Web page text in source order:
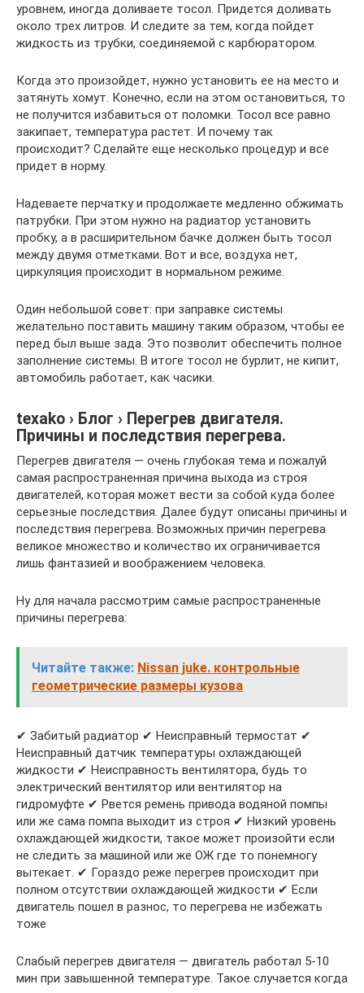
уровнем, иногда доливаете тосол. Придется доливать
около трех литров. И следите за тем, когда пойдет
жидкость из трубки, соединяемой с карбюратором.
Когда это произойдет, нужно установить ее на место и
затянуть хомут. Конечно, если на этом остановиться, то
не получится избавиться от поломки. Тосол все равно
закипает, температура растет. И почему так
происходит? Сделайте еще несколько процедур и все
придет в норму.
Надеваете перчатку и продолжаете медленно обжимать
патрубки. При этом нужно на радиатор установить
пробку, а в расширительном бачке должен быть тосол
между двумя отметками. Вот и все, воздуха нет,
циркуляция происходит в нормальном режиме.
Один небольшой совет: при заправке системы
желательно поставить машину таким образом, чтобы ее
перед был выше зада. Это позволит обеспечить полное
заполнение системы. В итоге тосол не бурлит, не кипит,
автомобиль работает, как часики.
texako › Блог › Перегрев двигателя.
Причины и последствия перегрева.
Перегрев двигателя — очень глубокая тема и пожалуй
самая распространенная причина выхода из строя
двигателей, которая может вести за собой куда более
серьезные последствия. Далее будут описаны причины и
последствия перегрева. Возможных причин перегрева
великое множество и количество их ограничивается
лишь фантазией и воображением человека.
Ну для начала рассмотрим самые распространенные
причины перегрева:
Читайте также: Nissan juke. контрольные
геометрические размеры кузова
✔ Забитый радиатор ✔ Неисправный термостат ✔
Неисправный датчик температуры охлаждающей
жидкости ✔ Неисправность вентилятора, будь то
электрический вентилятор или вентилятор на
гидромуфте ✔ Рвется ремень привода водяной помпы
или же сама помпа выходит из строя ✔ Низкий уровень
охлаждающей жидкости, такое может произойти если
не следить за машиной или же ОЖ где то понемногу
вытекает. ✔ Гораздо реже перегрев происходит при
полном отсутствии охлаждающей жидкости ✔ Если
двигатель пошел в разнос, то перегрева не избежать
тоже
Слабый перегрев двигателя — двигатель работал 5-10
мин при завышенной температуре. Такое случается когда